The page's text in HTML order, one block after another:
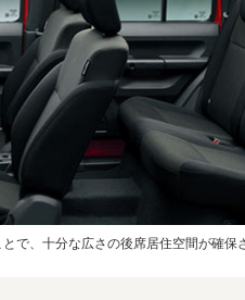
で、十分な広さの後席居住空間が確保